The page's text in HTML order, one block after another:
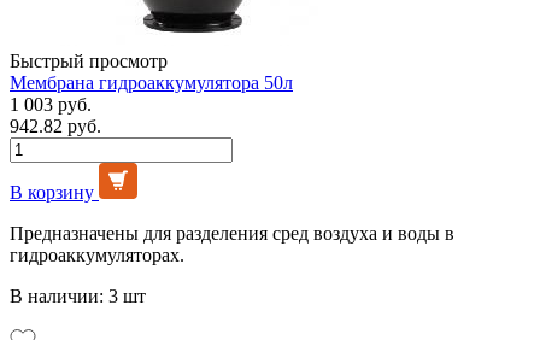
Быстрый просмотр
Мембрана гидроаккумулятора 50л
1 003 руб.
942.82 руб.
В корзину
Предназначены для разделения сред воздуха и воды в
гидроаккумуляторах.
В наличии: 3 шт